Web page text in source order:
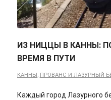
ИЗ НИЦЦЫ В КАННЫ:
ВРЕМЯ В ПУТИ
КАННЫ , ПРОВАНС И ЛАЗУРНЫЙ
Каждый город Лазурного